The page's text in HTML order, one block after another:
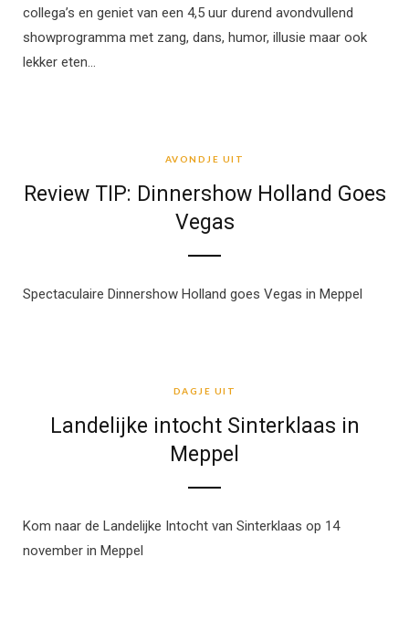
collega’s en geniet van een 4,5 uur durend avondvullend
showprogramma met zang, dans, humor, illusie maar ook
lekker eten…
AVONDJE UIT
Review TIP: Dinnershow Holland Goes
Vegas
Spectaculaire Dinnershow Holland goes Vegas in Meppel
DAGJE UIT
Landelijke intocht Sinterklaas in
Meppel
Kom naar de Landelijke Intocht van Sinterklaas op 14
november in Meppel